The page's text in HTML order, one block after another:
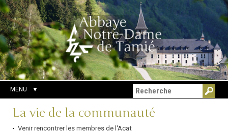
Aller
au
contenu.
|
Aller
à
la
navigation
Outils
personnels
Chercher par
Recherche
avancée…
MENU
Navigation
La vie de la communauté
Venir rencontrer les membres de l'Acat